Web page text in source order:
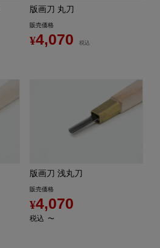
版画刀 丸刀
販売価格
¥4,070 税込
版画刀 浅丸刀
販売価格
¥4,070
税込 〜